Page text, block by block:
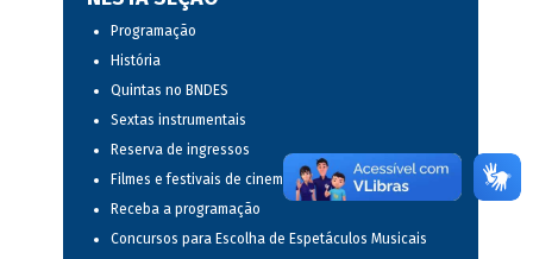
Programação
História
Quintas no BNDES
Sextas instrumentais
Reserva de ingressos
Filmes e festivais de cinema
Receba a programação
Concursos para Escolha de Espetáculos Musicais